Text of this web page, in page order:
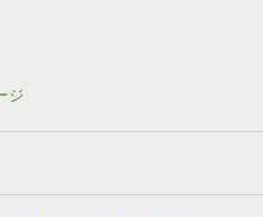
ジ